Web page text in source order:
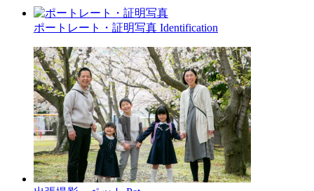
ポートレート・証明写真 Identification